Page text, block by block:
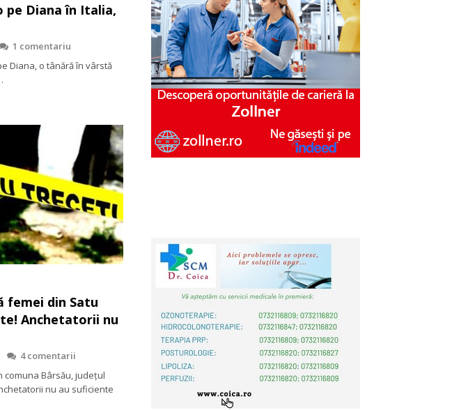
pe Diana în Italia,
1 comentariu
Diana, o tânără în vârstă
femei din Satu
Anchetatorii nu
4 comentarii
comuna Bârsău, județul
nu au suficiente